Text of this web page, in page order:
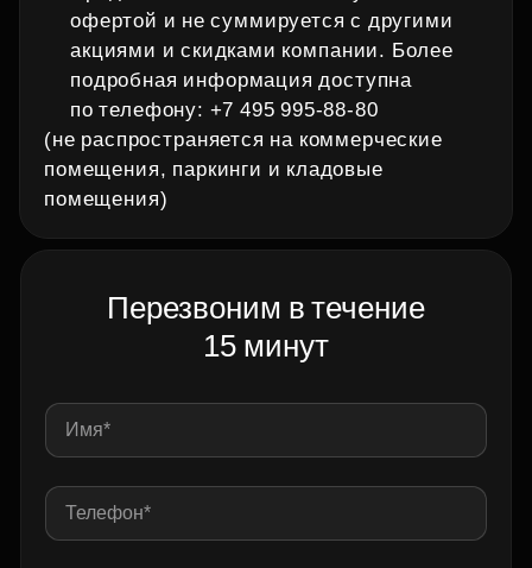
офертой и не суммируется с другими
акциями и скидками компании. Более
подробная информация доступна
по телефону: +7 495 995‑88‑80
(не распространяется на коммерческие
помещения, паркинги и кладовые
помещения)
Перезвоним в течение
15 минут